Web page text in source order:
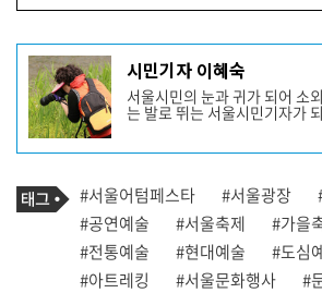
기
사
작
성
자
프
필
시민기자 이혜숙
서울시민의 눈과 귀가 되어 소
는 발로 뛰는 서울시민기자가
기
사
관
련
태
그
태
그
#서울어텀페스타 #서울광장
#공연예술
#서울축제 #가을
#전통예술
#현대예술 #도심
#아트레킹
#서울문화행사 #